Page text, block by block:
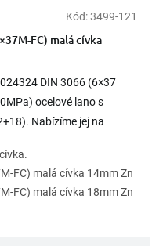
Kód:3499-121
FC) malá cívka
DIN 3066 (6×37
ocelové lano s
Nabízíme jej na
FC) malá cívka 14mm Zn
FC) malá cívka 18mm Zn